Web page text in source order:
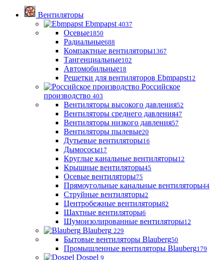
Вентиляторы
Ebmpapst 4037
Осевые1850
Радиальные688
Компактные вентиляторы1367
Тангенциальные102
Автомобильные18
Решетки для вентиляторов Ebmpapst12
Российское
производство 403
Вентиляторы высокого давления52
Вентиляторы среднего давления47
Вентиляторы низкого давления57
Вентиляторы пылевые20
Дутьевые вентиляторы16
Дымососы17
Круглые канальные вентиляторы12
Крышные вентиляторы45
Осевые вентиляторы75
Прямоугольные канальные вентиляторы44
Струйные вентиляторы2
Центробежные вентиляторы82
Шахтные вентиляторы6
Шумоизолированные вентиляторы12
Blauberg 229
Бытовые вентиляторы Blauberg50
Промышленные вентиляторы Blauberg179
Dospel 9